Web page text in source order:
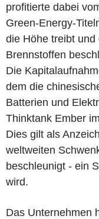
profitierte dabei
Green-Energy-
die Höhe treibt
Brennstoffen
Die
dem die
Batterien und
Thinktank Ember
Dies gilt als
weltweiten
beschleunigt - ein
wird.
Das Unternehmen